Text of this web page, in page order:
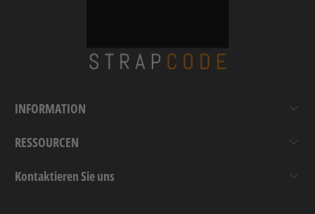
INFORMATION
RESSOURCEN
Kontaktieren Sie uns